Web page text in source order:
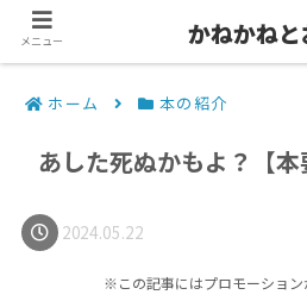
ホーム 本の紹介
あした死ぬかもよ？【本
2024.05.22
※この記事にはプロモーション
メニュー かねかねと